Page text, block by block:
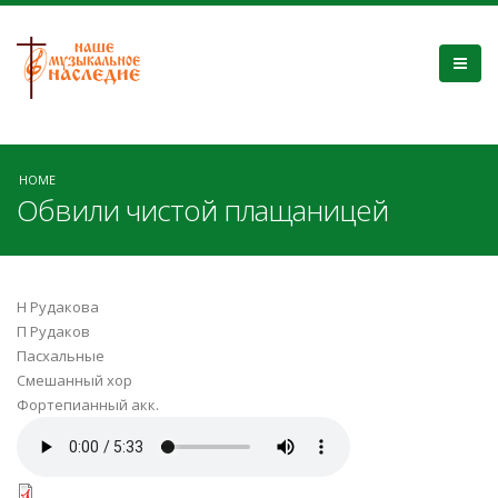
HOME
Обвили чистой плащаницей
Н Рудакова
П Рудаков
Пасхальные
Смешанный хор
Фортепианный акк.
Обвили чистой плащаницей.mp3